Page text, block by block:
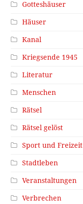
Gotteshäuser
Häuser
Kanal
Kriegsende 1945
Literatur
Menschen
Rätsel
Rätsel gelöst
Sport und Freizeit
Stadtleben
Veranstaltungen
Verbrechen